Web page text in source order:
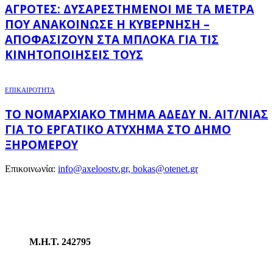
ΑΓΡΌΤΕΣ: ΔΥΣΑΡΕΣΤΗΜΈΝΟΙ ΜΕ ΤΑ ΜΈΤΡΑ
ΠΟΥ ΑΝΑΚΟΊΝΩΣΕ Η ΚΥΒΈΡΝΗΣΗ –
ΑΠΟΦΑΣΊΖΟΥΝ ΣΤΑ ΜΠΛΌΚΑ ΓΙΑ ΤΙΣ
ΚΙΝΗΤΟΠΟΙΉΣΕΙΣ ΤΟΥΣ
ΕΠΙΚΑΙΡΟΤΗΤΑ
ΤΟ ΝΟΜΑΡΧΙΑΚΌ ΤΜΉΜΑ ΑΔΕΔΥ Ν. ΑΙΤ/ΝΊΑΣ
ΓΙΑ ΤΟ ΕΡΓΑΤΙΚΌ ΑΤΎΧΗΜΑ ΣΤΟ ΔΉΜΟ
ΞΗΡΟΜΈΡΟΥ
Επικοινωνία: info@axeloostv.gr, bokas@otenet.gr
Μ.Η.Τ. 242795